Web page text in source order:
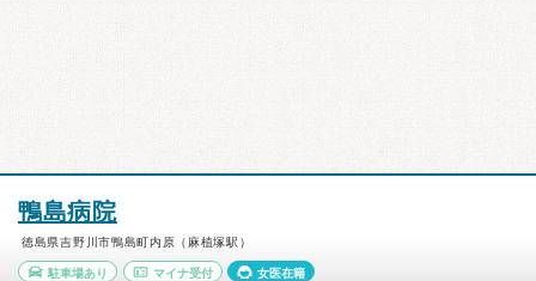
鴨島病院
徳島県吉野川市鴨島町内原（麻植塚駅）
駐車場あり マイナ受付 女医在籍